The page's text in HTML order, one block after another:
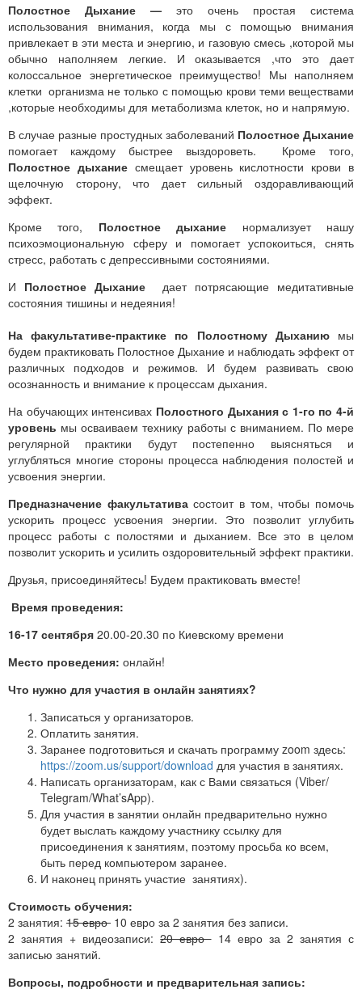
Полостное Дыхание — это очень простая система
использования внимания, когда мы с помощью внимания
привлекает в эти места и энергию, и газовую смесь ,которой мы
обычно наполняем легкие. И оказывается ,что это дает
колоссальное энергетическое преимущество! Мы наполняем
клетки организма не только с помощью крови теми веществами
,которые необходимы для метаболизма клеток, но и напрямую.
В случае разные простудных заболеваний Полостное Дыхание
помогает каждому быстрее выздороветь. Кроме того,
Полостное дыханиесмещает уровень кислотности крови в
щелочную сторону, что дает сильный оздоравливающий
эффект.
Кроме того, Полостное дыхание нормализует нашу
психоэмоциональную сферу и помогает успокоиться, снять
стресс, работать с депрессивными состояниями.
И Полостное Дыхание дает потрясающие медитативные
состояния тишины и недеяния!
На факультативе-практике по Полостному Дыханиюмы
будем практиковать Полостное Дыхание и наблюдать эффект от
различных подходов и режимов. И будем развивать свою
осознанность и внимание к процессам дыхания.
На обучающих интенсивах Полостного Дыхания с 1-го по 4-й
уровень мы осваиваем технику работы с вниманием. По мере
регулярной практики будут постепенно выясняться и
углубляться многие стороны процесса наблюдения полостей и
усвоения энергии.
Предназначение факультативасостоит в том, чтобы помочь
ускорить процесс усвоения энергии. Это позволит углубить
процесс работы с полостями и дыханием. Все это в целом
позволит ускорить и усилить оздоровительный эффект практики.
Друзья, присоединяйтесь! Будем практиковать вместе!
Время проведения:
16-17 сентября 20.00-20.30 по Киевскому времени
Место проведения: онлайн!
Что нужно для участия в онлайн занятиях?
Записаться у организаторов.
Оплатить занятия.
Заранее подготовиться и скачать программу zoom здесь:
https://zoom.us/support/download для участия в занятиях.
Написать организаторам, как с Вами связаться (Viber/
Telegram/What’sApp).
Для участия в занятии онлайн предварительно нужно
будет выслать каждому участнику ссылку для
присоединения к занятиям, поэтому просьба ко всем,
быть перед компьютером заранее.
И наконец принять участие занятиях).
Стоимость обучения:
2 занятия: 15 евро 10 евро за 2 занятия без записи.
2 занятия + видеозаписи:20 евро14 евро за 2 занятия с
записью занятий.
Вопросы, подробности и предварительная запись: